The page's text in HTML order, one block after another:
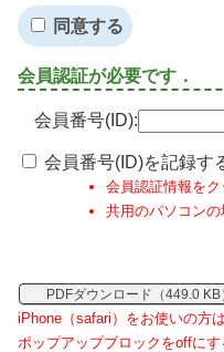
同意する
会員認証が必要です．
会員番号(ID):
会員番号(ID)を記録す
会員認証情報を
共用のパソコン
PDFダウンロード（449.0 KB
iPhone（safari）をお使いの方
ポップアップブロックをoffにす